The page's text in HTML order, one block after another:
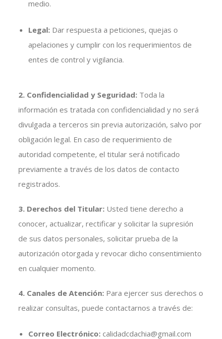
medio.
Legal: Dar respuesta a peticiones, quejas o
apelaciones y cumplir con los requerimientos de
entes de control y vigilancia.
2. Confidencialidad y Seguridad: Toda la
información es tratada con confidencialidad y no será
divulgada a terceros sin previa autorización, salvo por
obligación legal. En caso de requerimiento de
autoridad competente, el titular será notificado
previamente a través de los datos de contacto
registrados.
3. Derechos del Titular: Usted tiene derecho a
conocer, actualizar, rectificar y solicitar la supresión
de sus datos personales, solicitar prueba de la
autorización otorgada y revocar dicho consentimiento
en cualquier momento.
4. Canales de Atención: Para ejercer sus derechos o
realizar consultas, puede contactarnos a través de:
Correo Electrónico: calidadcdachia@gmail.com